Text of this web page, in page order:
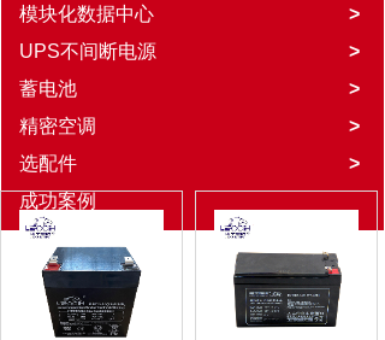
模块化数据中心
>
UPS不间断电源
>
蓄电池
>
精密空调
>
选配件
>
成功案例